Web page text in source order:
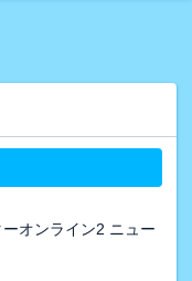
オンライン2 ニュー